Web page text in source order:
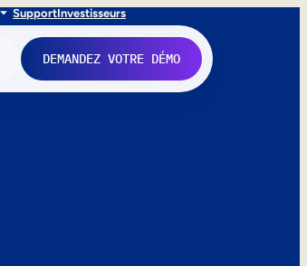
SupportInvestisseurs
DEMANDEZ VOTRE DÉMO